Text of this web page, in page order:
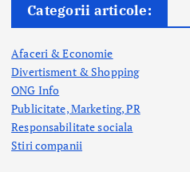
Categorii articole:
Afaceri & Economie
Divertisment & Shopping
ONG Info
Publicitate, Marketing, PR
Responsabilitate sociala
Stiri companii